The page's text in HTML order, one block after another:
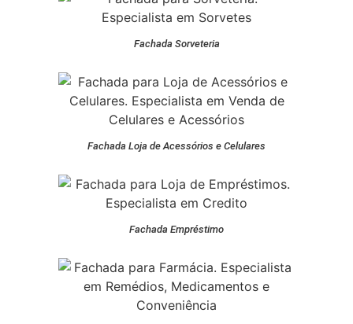
Fachada Sorveteria
Fachada Loja de Acessórios e Celulares
Fachada Empréstimo